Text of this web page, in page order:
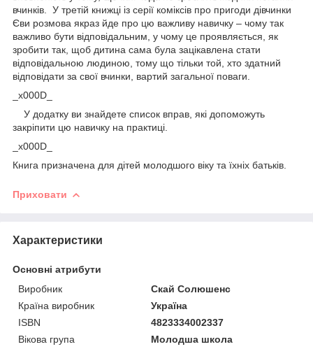
вчинків. У третій книжці із серії коміксів про пригоди дівчинки
Єви розмова якраз йде про цю важливу навичку – чому так
важливо бути відповідальним, у чому це проявляється, як
зробити так, щоб дитина сама була зацікавлена стати
відповідальною людиною, тому що тільки той, хто здатний
відповідати за свої вчинки, вартий загальної поваги.
_x000D_
У додатку ви знайдете список вправ, які допоможуть
закріпити цю навичку на практиці.
_x000D_
Книга призначена для дітей молодшого віку та їхніх батьків.
Приховати
Характеристики
Основні атрибути
Виробник
Скай Солюшенс
Країна виробник
Україна
ISBN
4823334002337
Вікова група
Молодша школа